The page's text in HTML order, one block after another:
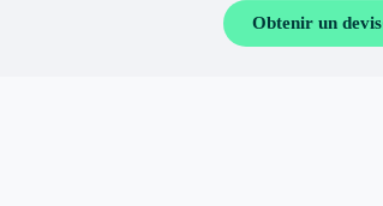
Obtenir un devis